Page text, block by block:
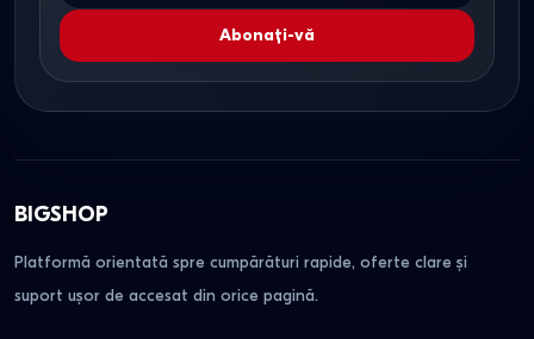
Abonați-vă
BIGSHOP
Platformă orientată spre cumpărături rapide, oferte clare și
suport ușor de accesat din orice pagină.